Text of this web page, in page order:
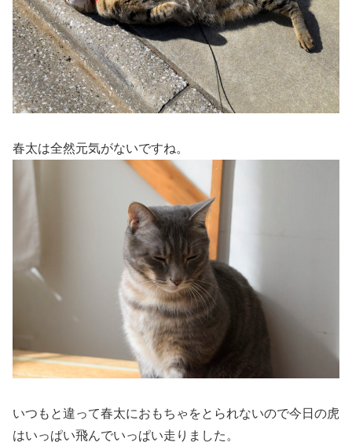
春太は全然元気がないですね。
いつもと違って春太におもちゃをとられないので今日の虎
はいっぱい飛んでいっぱい走りました。